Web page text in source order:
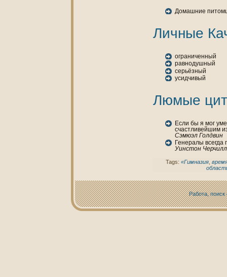
Домашние
Личные
ограниченный
равнодушный
серьёзный
усидчивый
Люмые
Если бы я мог
счастливейшим
Сэмюэл Голдвин
Генералы всегда
Уинстон
Tags: «Гимнaзия,
Работа, поиск